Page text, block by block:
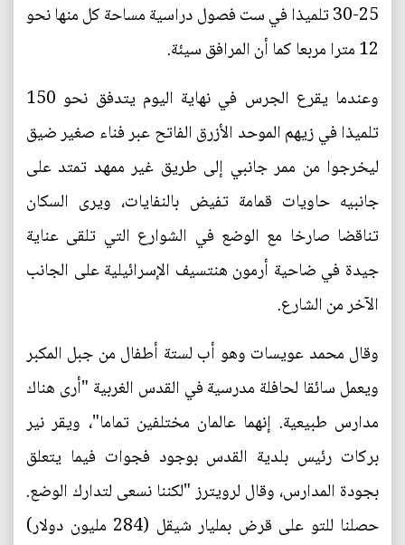
25-30 تلميذا في ست فصول دراسية مساحة كل منها نحو
12 مترا مربعا كما أن المرافق سيئة.
وعندما يقرع الجرس في نهاية اليوم يتدفق نحو 150
تلميذا في زيهم الموحد الأزرق الفاتح عبر فناء صغير ضيق
ليخرجوا من ممر جانبي إلى طريق غير ممهد تمتد على
جانبيه حاويات قمامة تفيض بالنفايات، ويرى السكان
تناقضا صارخا مع الوضع في الشوارع التي تلقى عناية
جيدة في ضاحية أرمون هنتسيف الإسرائيلية على الجانب
الآخر من الشارع.
وقال محمد عويسات وهو أب لستة أطفال من جبل المكبر
ويعمل سائقا لحافلة مدرسية في القدس الغربية "أرى هناك
مدارس طبيعية. إنهما عالمان مختلفين تماما"، ويقر نير
بركات رئيس بلدية القدس بوجود فجوات فيما يتعلق
بجودة المدارس، وقال لرويترز "لكننا نسعى لتدارك الوضع.
حصلنا للتو على قرض بمليار شيقل (284 مليون دولار)